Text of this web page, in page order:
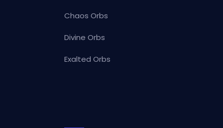
Chaos Orbs
Divine Orbs
Exalted Orbs